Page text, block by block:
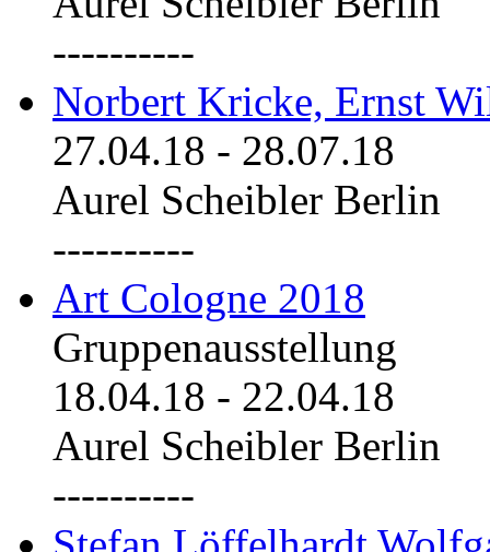
----------
Norbert Kricke, Ernst
27.04.18 - 28.07.18
Aurel Scheibler Berlin
----------
Art Cologne 2018
Gruppenausstellung
18.04.18 - 22.04.18
Aurel Scheibler Berlin
----------